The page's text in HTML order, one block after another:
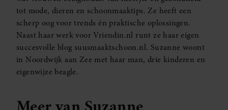
tot mode, dieren en schoonmaaktips. Ze heeft een
scherp oog voor trends én praktische oplossingen.
Naast haar werk voor Vriendin.nl runt ze haar eigen
succesvolle blog suusmaaktschoon.nl. Suzanne woont
in Noordwijk aan Zee met haar man, drie kinderen en
eigenwijze beagle.